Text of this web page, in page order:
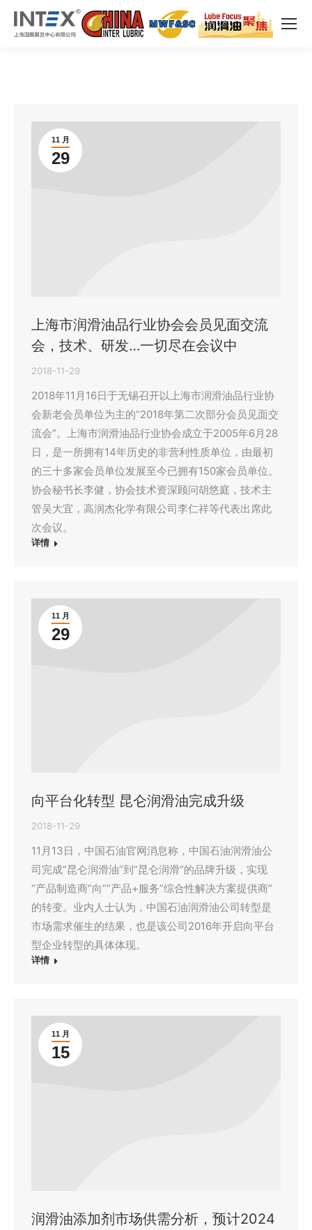
11 月
29
上海市润滑油品行业协会会员见面交流
会，技术、研发…一切尽在会议中
2018-11-29
2018年11月16日于无锡召开以上海市润滑油品行业协
会新老会员单位为主的“2018年第二次部分会员见面交
流会”。上海市润滑油品行业协会成立于2005年6月28
日，是一所拥有14年历史的非营利性质单位，由最初
的三十多家会员单位发展至今已拥有150家会员单位。
协会秘书长李健，协会技术资深顾问胡悠庭，技术主
管吴大宜，高润杰化学有限公司李仁祥等代表出席此
次会议。
详情
11 月
29
向平台化转型 昆仑润滑油完成升级
2018-11-29
11月13日，中国石油官网消息称，中国石油润滑油公
司完成“昆仑润滑油”到“昆仑润滑”的品牌升级，实现
“产品制造商”向“”产品+服务”综合性解决方案提供商”
的转变。业内人士认为，中国石油润滑油公司转型是
市场需求催生的结果，也是该公司2016年开启向平台
型企业转型的具体体现。
详情
11 月
15
润滑油添加剂市场供需分析，预计2024